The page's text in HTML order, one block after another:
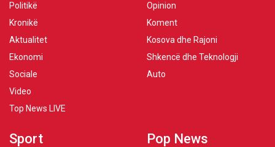
Politikë
Kronikë
Aktualitet
Ekonomi
Sociale
Video
Top News LIVE
Opinion
Koment
Kosova dhe Rajoni
Shkencë dhe Teknologji
Auto
Sport Pop News